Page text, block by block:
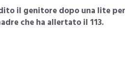
il genitore dopo una lite
che ha allertato il 113.